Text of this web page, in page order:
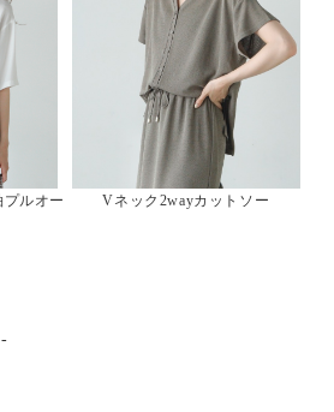
ルオー
Vネック2wayカットソー